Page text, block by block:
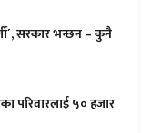
सरकार भन्छन – कुनै
परिवारलाई ५० हजार